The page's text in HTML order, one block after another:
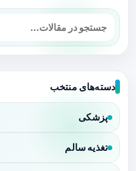
دسته‌های منتخب
پزشکی
تغذیه سالم